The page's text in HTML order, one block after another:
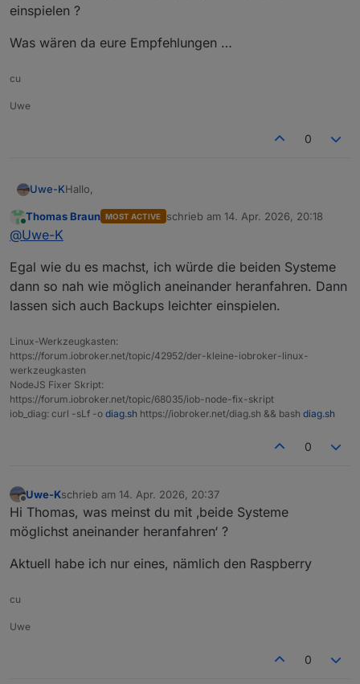
einspielen ?
Was wären da eure Empfehlungen …
cu
Uwe
0
Uwe-KHallo,
Ich habe ioBroker, debmatic, Zigbee, Yahka ( Apple
sonderlich performant.
Ich möchte nun das Thema OS Upgrade auf trixie‘
angehen und ggf. Migration auf bessere Hardware (
minipc mit Proxomox ? )
Die Frage wäre :
und später auf neue Hardware umziehen ?
Oder besser als auf der neuen HW ‚vorbereiten‘ und
dann die Backups von ioBroker, Influx etc dort
einspielen ?
Was wären da eure Empfehlungen …
Online
Thomas Braun MOST ACTIVE schrieb am 14. Apr. 2026, 20:18
zuletzt editiert von
@Uwe-K
Egal wie du es machst, ich würde die beiden Systeme
dann so nah wie möglich aneinander heranfahren. Dann
lassen sich auch Backups leichter einspielen.
Linux-Werkzeugkasten:
https://forum.iobroker.net/topic/42952/der-kleine-iobroker-linux-
werkzeugkasten
NodeJS Fixer Skript:
https://forum.iobroker.net/topic/68035/iob-node-fix-skript
iob_diag: curl -sLf -o diag.sh https://iobroker.net/diag.sh && bash diag.sh
0
Offline
Uwe-Kschrieb am 14. Apr. 2026, 20:37
zuletzt editiert von
Hi Thomas, was meinst du mit ‚beide Systeme
möglichst aneinander heranfahren‘ ?
Aktuell habe ich nur eines, nämlich den Raspberry
cu
Uwe
0